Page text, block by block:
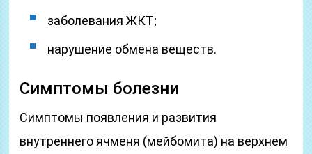
заболевания ЖКТ;
нарушение обмена веществ.
Симптомы болезни
Симптомы появления и развития
внутреннего ячменя (мейбомита) на верхнем